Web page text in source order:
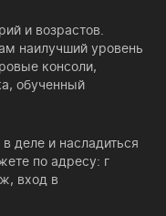
и возрастов.
наилучший уровень
консоли,
обученный
деле и насладиться
по адресу: г
вход в